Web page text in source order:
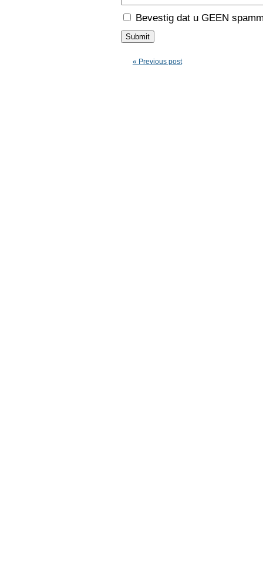
Bevestig dat u GEEN
« Previous post